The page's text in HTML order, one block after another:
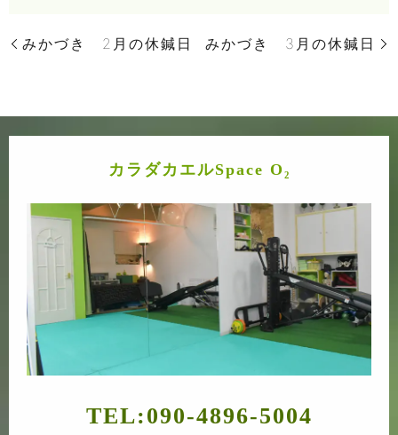
みかづき 2月の休鍼日 みかづき 3月の休鍼日
カラダカエルSpace O₂
TEL:090-4896-5004